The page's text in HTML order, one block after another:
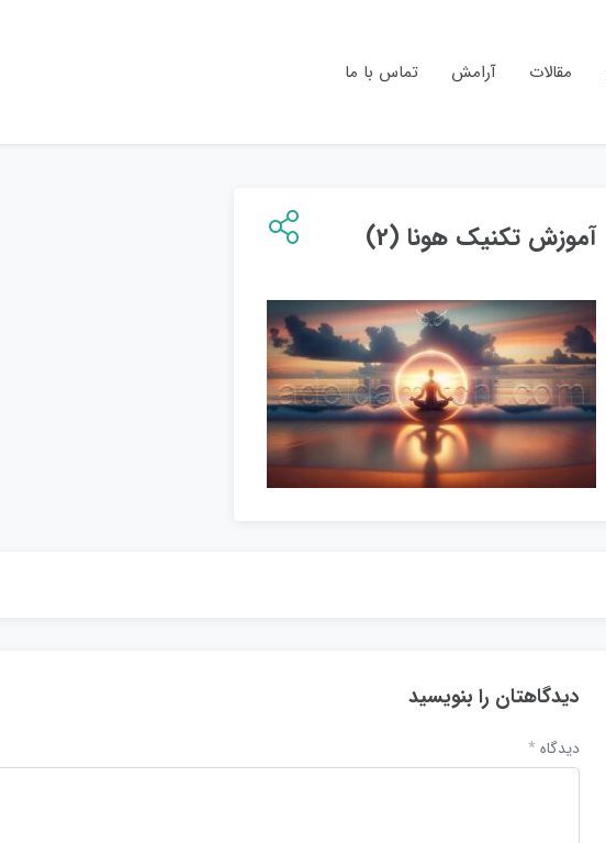
مقالات آرامش تماس با ما
آموزش تکنیک هونا (2)
دیدگاهتان را بنویسید
دیدگاه *